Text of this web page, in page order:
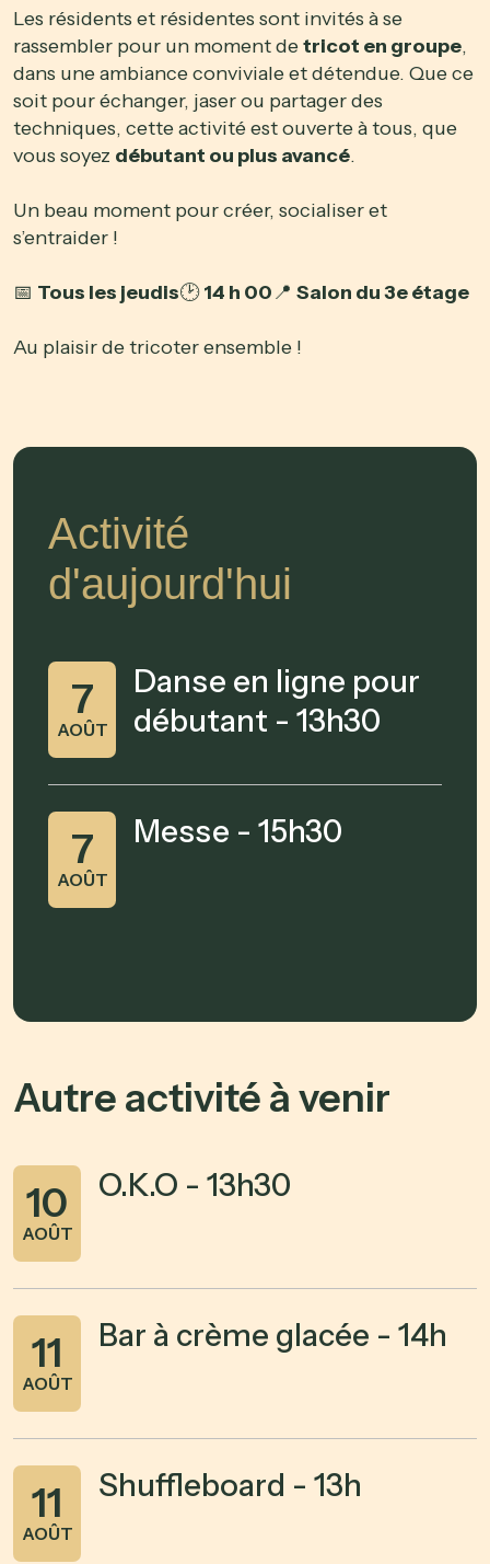
Les résidents et résidentes sont invités à se
rassembler pour un moment detricot en groupe,
dans une ambiance conviviale et détendue. Que ce
soit pour échanger, jaser ou partager des
techniques, cette activité est ouverte à tous, que
vous soyez débutant ou plus avancé.
Un beau moment pour créer, socialiser et
s’entraider !
📅 Tous les jeudis🕑14 h 00📍 Salon du 3e étage
Au plaisir de tricoter ensemble !
Activité
d'aujourd'hui
7
AOÛT
Danse en ligne pour
débutant - 13h30
7
AOÛT
Messe - 15h30
Autre activité à venir
10
AOÛT
O.K.O - 13h30
11
AOÛT
Bar à crème glacée - 14h
11
AOÛT
Shuffleboard - 13h